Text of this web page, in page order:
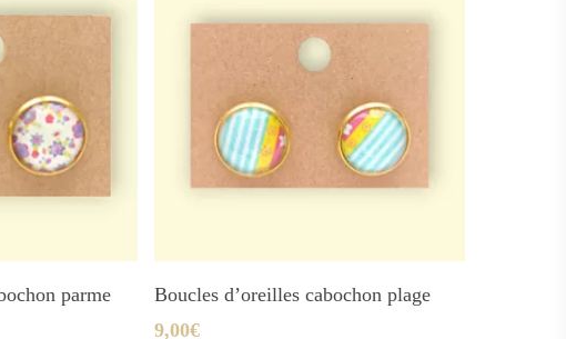
parme
Ajouter Au Panier
Boucles d’oreilles cabochon plage
9,00€